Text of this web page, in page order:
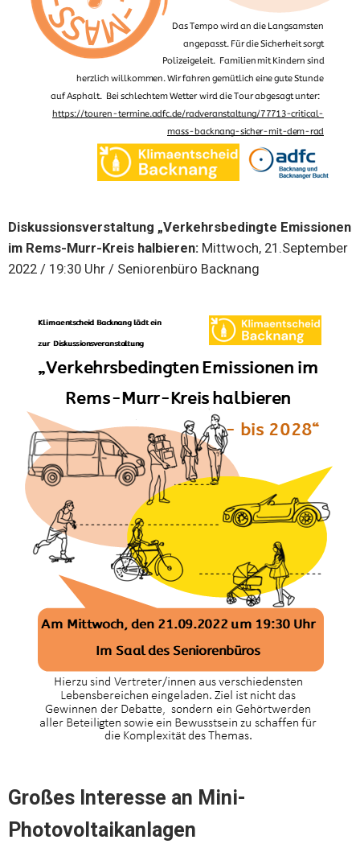
Diskussionsverstaltung „Verkehrsbedingte Emissionen
im Rems-Murr-Kreis halbieren: Mittwoch, 21.September
2022 / 19:30 Uhr / Seniorenbüro Backnang
Großes Interesse an Mini-
Photovoltaikanlagen